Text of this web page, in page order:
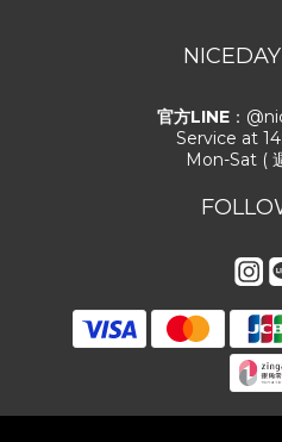
官方LINE ：
Service at
Mon-Sat (